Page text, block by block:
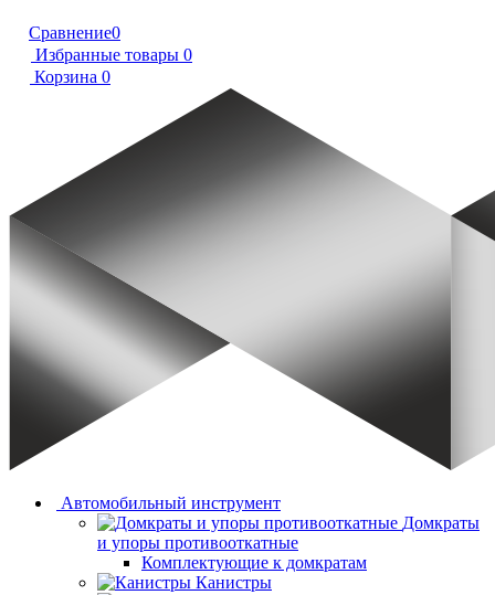
Сравнение0
Избранные товары 0
Корзина 0
Автомобильный инструмент
Домкраты
и упоры противооткатные
Комплектующие к домкратам
Канистры